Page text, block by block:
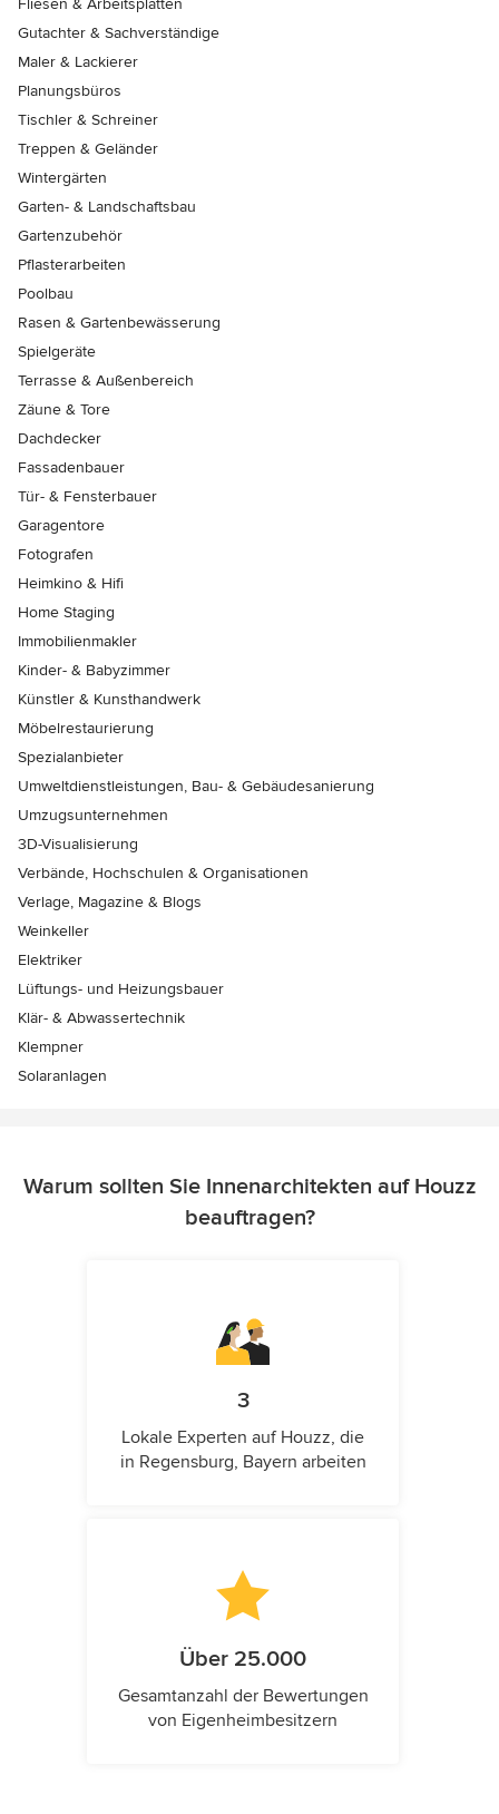
Fliesen & Arbeitsplatten
Gutachter & Sachverständige
Maler & Lackierer
Planungsbüros
Tischler & Schreiner
Treppen & Geländer
Wintergärten
Garten- & Landschaftsbau
Gartenzubehör
Pflasterarbeiten
Poolbau
Rasen & Gartenbewässerung
Spielgeräte
Terrasse & Außenbereich
Zäune & Tore
Dachdecker
Fassadenbauer
Tür- & Fensterbauer
Garagentore
Fotografen
Heimkino & Hifi
Home Staging
Immobilienmakler
Kinder- & Babyzimmer
Künstler & Kunsthandwerk
Möbelrestaurierung
Spezialanbieter
Umweltdienstleistungen, Bau- & Gebäudesanierung
Umzugsunternehmen
3D-Visualisierung
Verbände, Hochschulen & Organisationen
Verlage, Magazine & Blogs
Weinkeller
Elektriker
Lüftungs- und Heizungsbauer
Klär- & Abwassertechnik
Klempner
Solaranlagen
Warum sollten Sie Innenarchitekten auf Houzz
beauftragen?
3
Lokale Experten auf Houzz, die
in Regensburg, Bayern arbeiten
Über 25.000
Gesamtanzahl der Bewertungen
von Eigenheimbesitzern